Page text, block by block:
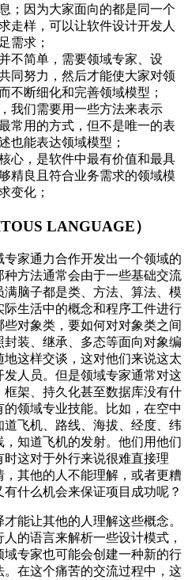
；因为大家面向的都是同一个
走样，可以让软件设计开发人
需求；
不简单，需要领域专家、设
同努力，然后才能使大家对领
不断细化和完善领域模型；
我们需要用一些方法来表示
常用的方式，但不是唯一的表
也能表达领域模型；
心，是软件中最有价值和最具
精良且符合业务需求的领域模
变化；
LANGUAGE）
家通力合作开发出一个领域的
方法通常会由于一些基础交流
脑子都是类、方法、算法、模
生活中的概念和程序工件进行
对象类，要如何对对象类之间
装、继承、多态等面向对象编
这样交谈，这对他们来说这太
人员。但是领域专家通常对这
架、持久化甚至数据库没有什
领域专业技能。比如，在空中
飞机、路线、海拔、经度、纬
知道飞机的发射。他们用他们
这对于外行来说很难直接理
其他的人不能理解，或者更糟
什么机会来保证项目成功呢？
能让其他的人理解这些概念。
的语言来解析一些设计模式，
专家也可能会创建一种新的行
在这个痛苦的交流过程中，这